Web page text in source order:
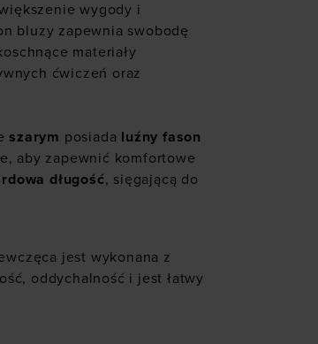
wygody i
bluzy zapewnia swobodę
materiały
ćwiczeń oraz
szarym posiada luźny fason
aby zapewnić komfortowe
długość, sięgającą do
jest wykonana z
oddychalność i jest łatwy